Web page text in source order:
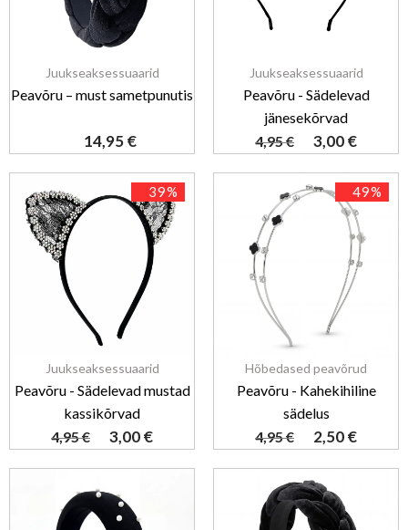
Juukseaksessuaarid
Peavõru – must sametpunutis
14,95€
Juukseaksessuaarid
Peavõru - Sädelevad
jänesekõrvad
4,95€ 3,00€
39%
Juukseaksessuaarid
Peavõru - Sädelevad mustad
kassikõrvad
4,95€ 3,00€
49%
Hõbedased peavõrud
Peavõru - Kahekihiline
sädelus
4,95€ 2,50€